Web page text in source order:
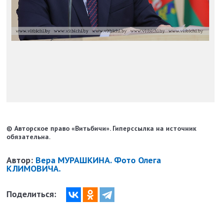
© Авторское право «Витьбичи». Гиперссылка на источник
обязательна.
Автор: Вера МУРАШКИНА. Фото Олега
КЛИМОВИЧА.
Поделиться: